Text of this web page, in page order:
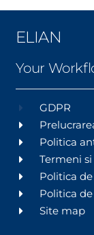
ELIAN
Your
GDPR
Politica
Termeni
Politica
Politica
Site map